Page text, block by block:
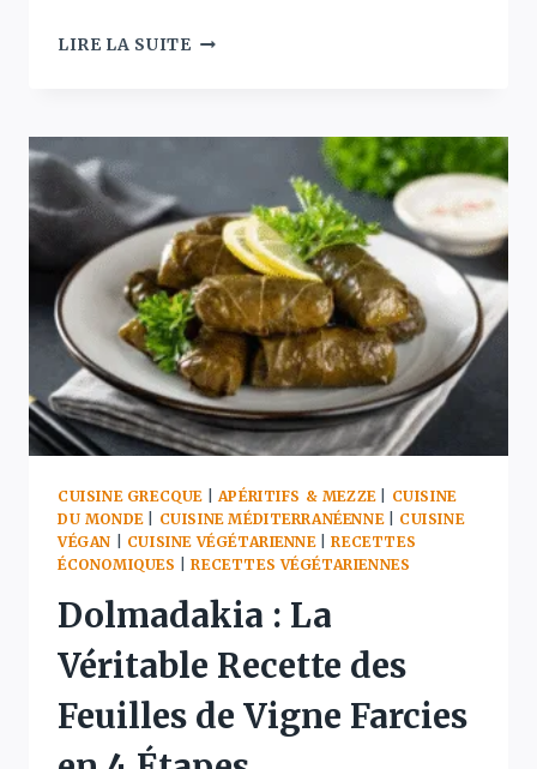
LIRE LA SUITETZATZIKI
RECETTE
CRÈME
GRECQUE
AU
CONCOMBRE
EN
3
ÉTAPES
CUISINE GRECQUE|APÉRITIFS & MEZZE| CUISINE
DU MONDE| CUISINE MÉDITERRANÉENNE| CUISINE
VÉGAN
CUISINE VÉGÉTARIENNE|RECETTES
ÉCONOMIQUES
|RECETTES VÉGÉTARIENNES
Dolmadakia : La
Véritable Recette des
Feuilles de Vigne Farcies